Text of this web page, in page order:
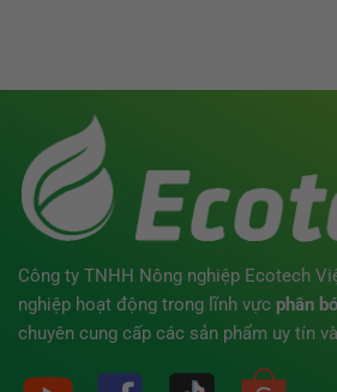
Công ty TNHH Nông nghiệp Ecotech
nghiệp hoạt động trong lĩnh vực phân
chuyên cung cấp các sản phẩm uy tín